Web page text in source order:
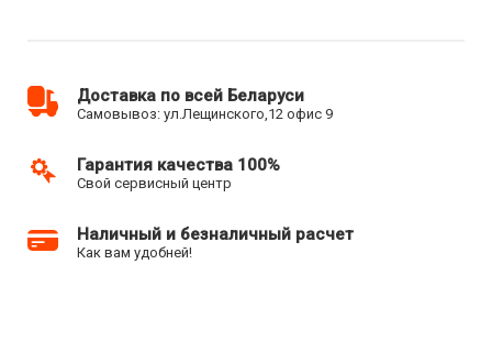
Доставка по всей Беларуси
Самовывоз: ул.Лещинского,12 офис 9
Гарантия качества 100%
Свой сервисный центр
Наличный и безналичный расчет
Как вам удобней!